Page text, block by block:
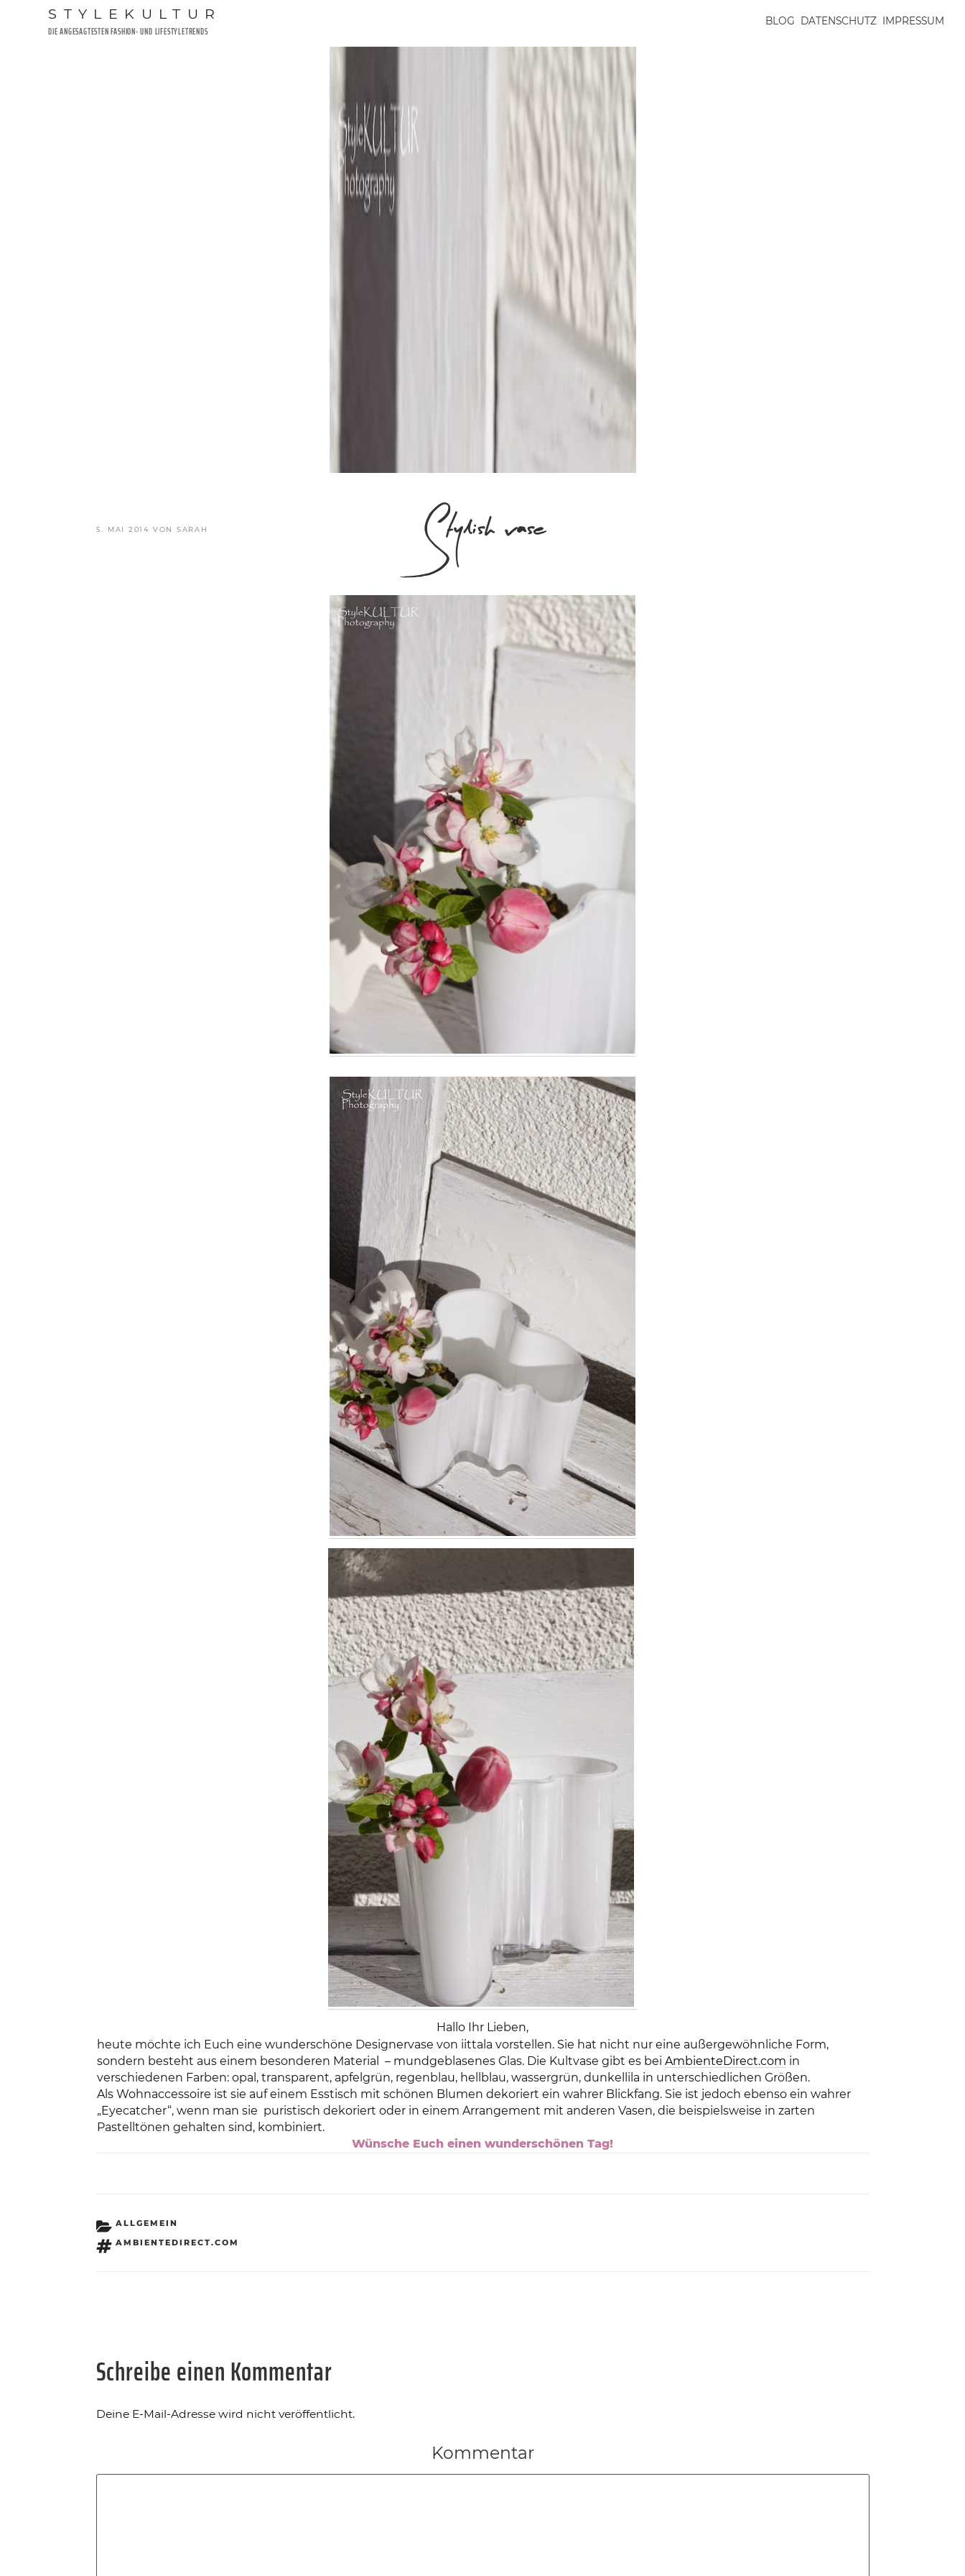
STYLEKULTUR
DIE ANGESAGTESTEN FASHION- UND LIFESTYLETRENDS
BLOG DATENSCHUTZ IMPRESSUM
VERÖFFENTLICHT
5. MAI 2014 VON SARAH Stylish vase
Hallo Ihr Lieben,
heute möchte ich Euch eine wunderschöne Designervase von iittala vorstellen. Sie hat nicht nur eine außergewöhnliche Form,
sondern besteht aus einem besonderen Material
– mundgeblasenes Glas. Die Kultvase gibt es bei AmbienteDirect.com in
verschiedenen Farben: opal, transparent, apfelgrün, regenblau, hellblau, wassergrün, dunkellila in unterschiedlichen Größen.
Als Wohnaccessoire ist sie auf einem Esstisch mit schönen Blumen dekoriert ein wahrer Blickfang. Sie ist jedoch ebenso ein wahrer
„Eyecatcher“, wenn man sie puristisch dekoriert oder in einem Arrangement mit anderen Vasen, die beispielsweise in zarten
Pastelltönen gehalten sind, kombiniert.
Wünsche Euch einen wunderschönen Tag!
KATEGORIEN
ALLGEMEIN
SCHLAGWÖRTER
AMBIENTEDIRECT.COM
Schreibe einen Kommentar
Deine E-Mail-Adresse wird nicht veröffentlicht.
Kommentar